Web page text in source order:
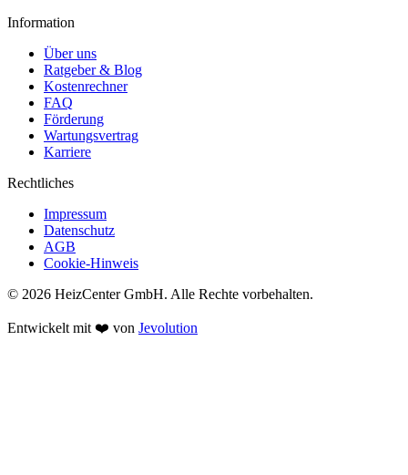
Information
Über uns
Ratgeber & Blog
Kostenrechner
FAQ
Förderung
Wartungsvertrag
Karriere
Rechtliches
Impressum
Datenschutz
AGB
Cookie-Hinweis
© 2026 HeizCenter GmbH. Alle Rechte vorbehalten.
Entwickelt mit ❤️ von Jevolution